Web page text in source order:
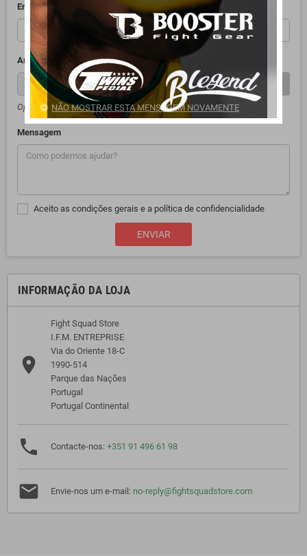
INFORMAÇÃO DA LOJA

Fight Squad Store
I.F.M. ENTREPRISE
Via do Oriente 18-C
1990-514
Parque das Nações
Portugal
Portugal Continental
 Contacte-nos: +351 91 496 61 98
 Envie-nos um e-mail: no-reply@fightsquadstore.com
Endereço de email
Anexo
ESCOLHER FICHEIRO
Opcional
Mensagem
Aceito as condições gerais e a política de confidencialidade
NÃO MOSTRAR ESTA MENSAGEM NOVAMENTE